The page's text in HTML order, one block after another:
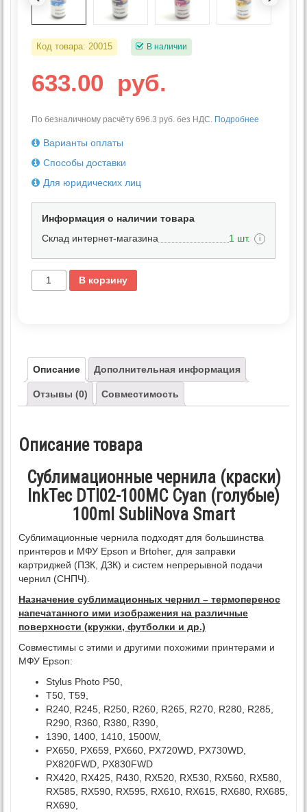
Код товара: 20015 В наличии
633.00 руб.
По безналичному расчёту 696.3 руб. без НДС. Подробнее
Варианты оплаты
Способы доставки
Для юридических лиц
Информация о наличии товара
Склад интернет-магазина
1 шт. i
В корзину
Описание Дополнительная информация
Отзывы (0) Совместимость
Описание товара
Сублимационные чернила (краски)
InkTec DTI02-100MC Cyan (голубые)
100ml SubliNova Smart
Сублимационные чернила подходят для большинства
принтеров и МФУ Epson и Brtoher, для заправки
картриджей (ПЗК, ДЗК) и систем непрерывной подачи
чернил (СНПЧ).
Назначение сублимационных чернил – термоперенос
напечатанного ими изображения на различные
поверхности (кружки, футболки и др.)
Совместимы с этими и другими похожими принтерами и
МФУ Epson:
Stylus Photo P50,
T50, T59,
R240, R245, R250, R260, R265, R270, R280, R285,
R290, R360, R380, R390,
1390, 1400, 1410, 1500W,
PX650, PX659, PX660, PX720WD, PX730WD,
PX820FWD, PX830FWD
RX420, RX425, R430, RX520, RX530, RX560, RX580,
RX585, RX590, RX595, RX610, RX615, RX680, RX685,
RX690,